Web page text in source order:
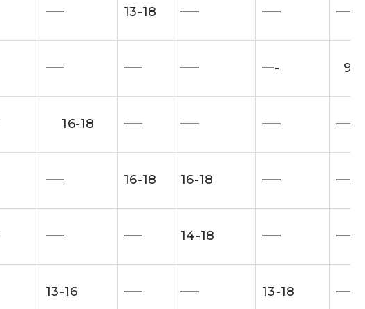
—– 13-18 —– —– —–
—– —– —– —- 9-14
16-18 —– —– —– —–
—– 16-18 16-18 —– —–
—– —– 14-18 —– —–
13-16 —– —– 13-18 —–